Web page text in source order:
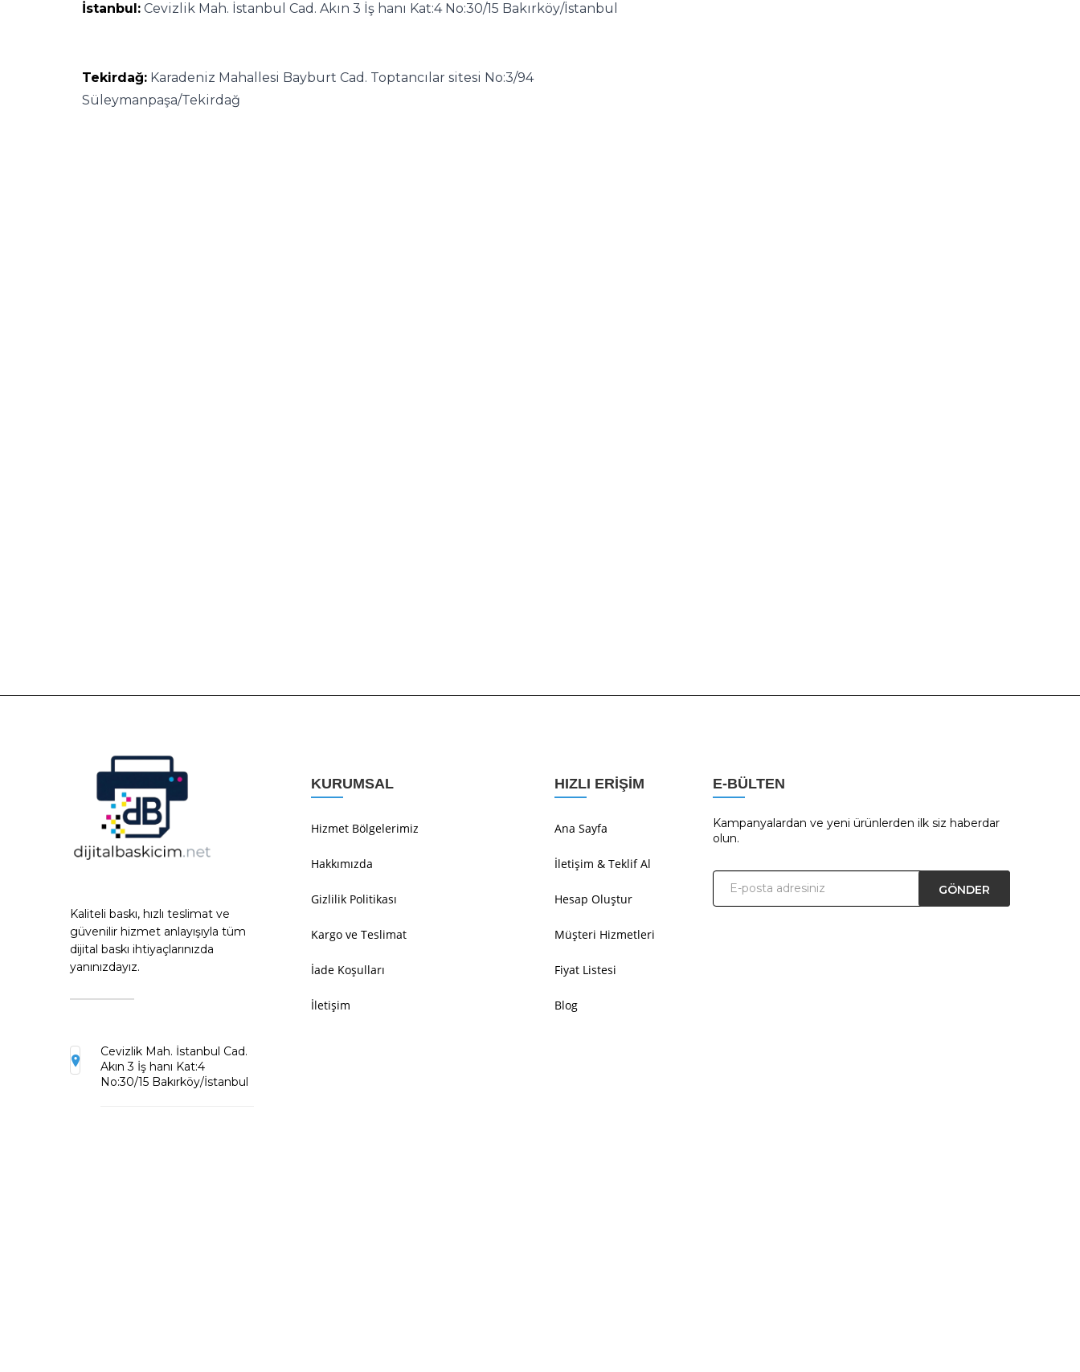
İstanbul: Cevizlik Mah. İstanbul Cad. Akın 3 İş hanı Kat:4 No:30/15 Bakırköy/İstanbul
Tekirdağ: Karadeniz Mahallesi Bayburt Cad. Toptancılar sitesi No:3/94
Süleymanpaşa/Tekirdağ
Kaliteli baskı, hızlı teslimat ve
güvenilir hizmet anlayışıyla tüm
dijital baskı ihtiyaçlarınızda
yanınızdayız.
Cevizlik Mah. İstanbul Cad.
Akın 3 İş hanı Kat:4
No:30/15 Bakırköy/İstanbul
KURUMSAL
Hizmet Bölgelerimiz
Hakkımızda
Gizlilik Politikası
Kargo ve Teslimat
İade Koşulları
İletişim
HIZLI ERIŞIM
Ana Sayfa
İletişim & Teklif Al
Hesap Oluştur
Müşteri Hizmetleri
Fiyat Listesi
Blog
E-BÜLTEN
Kampanyalardan ve yeni ürünlerden ilk siz haberdar
olun.
GÖNDER